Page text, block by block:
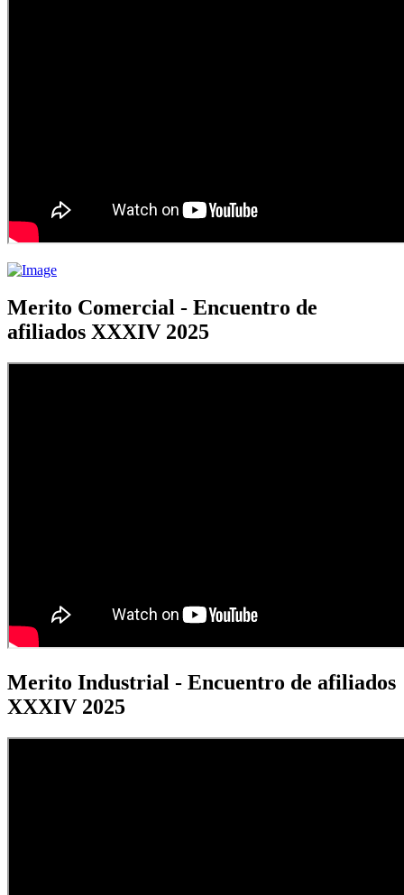
Merito Comercial - Encuentro de
afiliados XXXIV 2025
Merito Industrial - Encuentro de afiliados
XXXIV 2025